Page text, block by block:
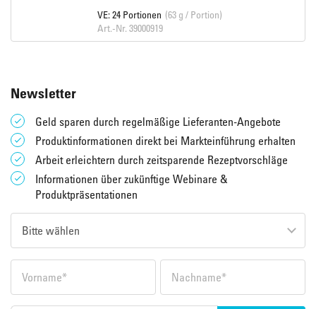
VE: 24 Portionen (63 g / Portion)
Art.-Nr. 39000919
Newsletter
Geld sparen durch regelmäßige Lieferanten-Angebote
Produktinformationen direkt bei Markteinführung erhalten
Arbeit erleichtern durch zeitsparende Rezeptvorschläge
Informationen über zukünftige Webinare &
Produktpräsentationen